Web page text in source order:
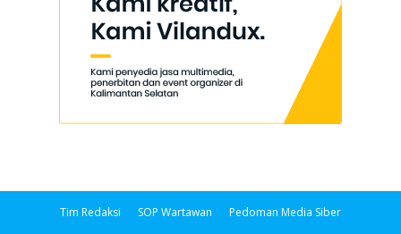
Tim Redaksi SOP Wartawan Pedoman Media Siber